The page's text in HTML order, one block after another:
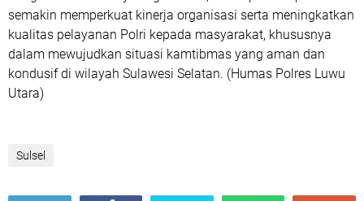
semakin memperkuat kinerja organisasi serta meningkatkan
kualitas pelayanan Polri kepada masyarakat, khususnya
dalam mewujudkan situasi kamtibmas yang aman dan
kondusif di wilayah Sulawesi Selatan. (Humas Polres Luwu
Utara)
Sulsel